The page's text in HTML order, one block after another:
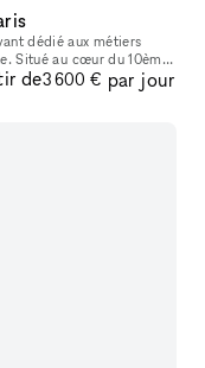
dédié aux métiers
Saint-Martin,
de3 600 € par jour